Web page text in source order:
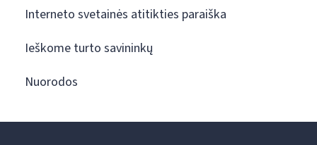
Interneto svetainės atitikties paraiška
Ieškome turto savininkų
Nuorodos